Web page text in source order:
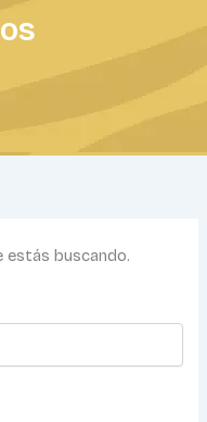
estás buscando.